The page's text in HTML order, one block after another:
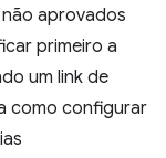
aprovados
primeiro a
um link de
como configurar